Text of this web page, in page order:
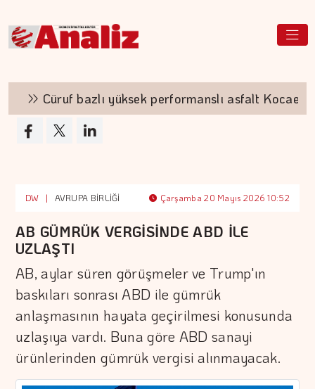
Cüruf bazlı yüksek performanslı asfalt Kocaeli
DW | AVRUPA BİRLİĞİ Çarşamba 20 Mayıs 2026 10:52
AB GÜMRÜK VERGİSİNDE ABD İLE
UZLAŞTI
AB, aylar süren görüşmeler ve Trump'ın
baskıları sonrası ABD ile gümrük
anlaşmasının hayata geçirilmesi konusunda
uzlaşıya vardı. Buna göre ABD sanayi
ürünlerinden gümrük vergisi alınmayacak.